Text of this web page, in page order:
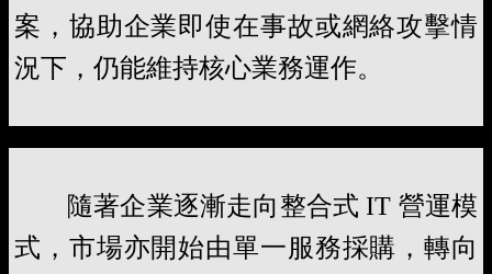
案，協助企業即使在事故或網絡攻擊情
況下，仍能維持核心業務運作。
隨著企業逐漸走向整合式 IT 營運模
式，市場亦開始由單一服務採購，轉向